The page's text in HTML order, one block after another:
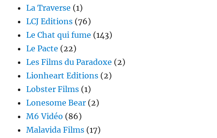
La Traverse (1)
LCJ Editions (76)
Le Chat qui fume (143)
Le Pacte (22)
Les Films du Paradoxe (2)
Lionheart Editions (2)
Lobster Films (1)
Lonesome Bear (2)
M6 Vidéo (86)
Malavida Films (17)